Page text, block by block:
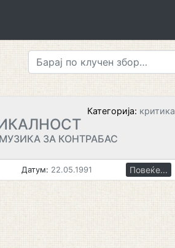
Категорија: критика
ЗА КОНТРАБАС
Датум: 22.05.1991 Повеќе...